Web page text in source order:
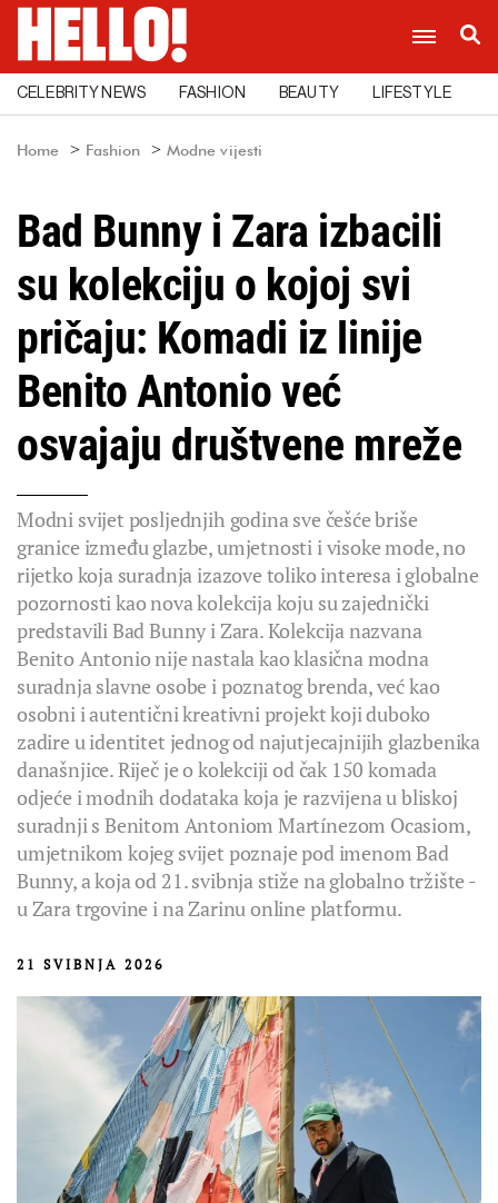
CELEBRITY NEWS FASHION BEAUTY LIFESTYLE
Home Fashion Modne vijesti
Bad Bunny i Zara izbacili
su kolekciju o kojoj svi
pričaju: Komadi iz linije
Benito Antonio već
osvajaju društvene mreže
Modni svijet posljednjih godina sve češće briše
granice između glazbe, umjetnosti i visoke mode, no
rijetko koja suradnja izazove toliko interesa i globalne
pozornosti kao nova kolekcija koju su zajednički
predstavili Bad Bunny i Zara. Kolekcija nazvana
Benito Antonio nije nastala kao klasična modna
suradnja slavne osobe i poznatog brenda, već kao
osobni i autentični kreativni projekt koji duboko
zadire u identitet jednog od najutjecajnijih glazbenika
današnjice. Riječ je o kolekciji od čak 150 komada
odjeće i modnih dodataka koja je razvijena u bliskoj
suradnji s Benitom Antoniom Martínezom Ocasiom,
umjetnikom kojeg svijet poznaje pod imenom Bad
Bunny, a koja od 21. svibnja stiže na globalno tržište -
u Zara trgovine i na Zarinu online platformu.
21 SVIBNJA 2026